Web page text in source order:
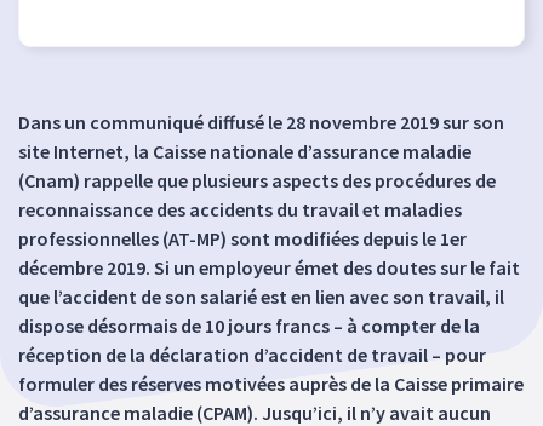
Dans un communiqué diffusé le 28 novembre 2019 sur son
site Internet, la Caisse nationale d’assurance maladie
(Cnam) rappelle que plusieurs aspects des procédures de
reconnaissance des accidents du travail et maladies
professionnelles (AT-MP) sont modifiées depuis le 1er
décembre 2019. Si un employeur émet des doutes sur le fait
que l’accident de son salarié est en lien avec son travail, il
dispose désormais de 10 jours francs – à compter de la
réception de la déclaration d’accident de travail – pour
formuler des réserves motivées auprès de la Caisse primaire
d’assurance maladie (CPAM). Jusqu’ici, il n’y avait aucun